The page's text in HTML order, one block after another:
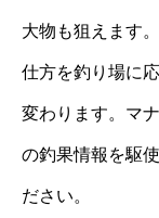
大物も狙えます
仕方を釣り場に
変わります。マ
の釣果情報を駆
ださい。